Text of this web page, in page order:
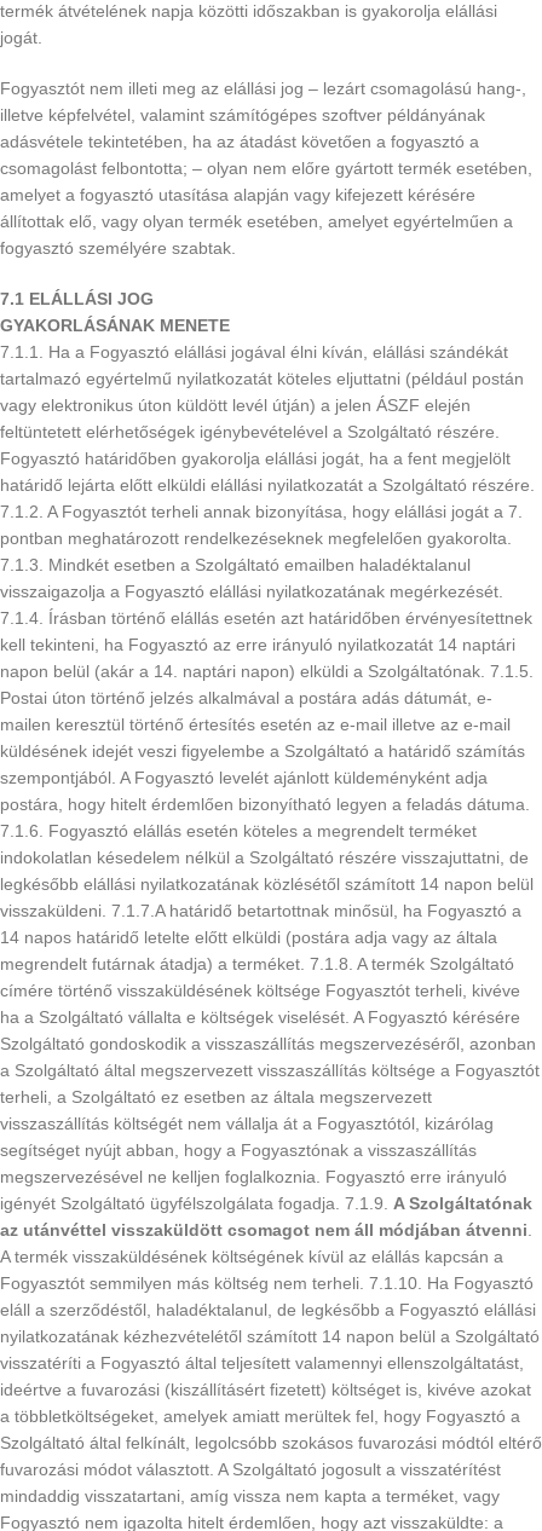
termék átvételének napja közötti időszakban is gyakorolja elállási
jogát.
Fogyasztót nem illeti meg az elállási jog – lezárt csomagolású hang-,
illetve képfelvétel, valamint számítógépes szoftver példányának
adásvétele tekintetében, ha az átadást követően a fogyasztó a
csomagolást felbontotta; – olyan nem előre gyártott termék esetében,
amelyet a fogyasztó utasítása alapján vagy kifejezett kérésére
állítottak elő, vagy olyan termék esetében, amelyet egyértelműen a
fogyasztó személyére szabtak.
7.1 ELÁLLÁSI JOG
GYAKORLÁSÁNAK MENETE
7.1.1. Ha a Fogyasztó elállási jogával élni kíván, elállási szándékát
tartalmazó egyértelmű nyilatkozatát köteles eljuttatni (például postán
vagy elektronikus úton küldött levél útján) a jelen ÁSZF elején
feltüntetett elérhetőségek igénybevételével a Szolgáltató részére.
Fogyasztó határidőben gyakorolja elállási jogát, ha a fent megjelölt
határidő lejárta előtt elküldi elállási nyilatkozatát a Szolgáltató részére.
7.1.2. A Fogyasztót terheli annak bizonyítása, hogy elállási jogát a 7.
pontban meghatározott rendelkezéseknek megfelelően gyakorolta.
7.1.3. Mindkét esetben a Szolgáltató emailben haladéktalanul
visszaigazolja a Fogyasztó elállási nyilatkozatának megérkezését.
7.1.4. Írásban történő elállás esetén azt határidőben érvényesítettnek
kell tekinteni, ha Fogyasztó az erre irányuló nyilatkozatát 14 naptári
napon belül (akár a 14. naptári napon) elküldi a Szolgáltatónak. 7.1.5.
Postai úton történő jelzés alkalmával a postára adás dátumát, e-
mailen keresztül történő értesítés esetén az e-mail illetve az e-mail
küldésének idejét veszi figyelembe a Szolgáltató a határidő számítás
szempontjából. A Fogyasztó levelét ajánlott küldeményként adja
postára, hogy hitelt érdemlően bizonyítható legyen a feladás dátuma.
7.1.6. Fogyasztó elállás esetén köteles a megrendelt terméket
indokolatlan késedelem nélkül a Szolgáltató részére visszajuttatni, de
legkésőbb elállási nyilatkozatának közlésétől számított 14 napon belül
visszaküldeni. 7.1.7.A határidő betartottnak minősül, ha Fogyasztó a
14 napos határidő letelte előtt elküldi (postára adja vagy az általa
megrendelt futárnak átadja) a terméket. 7.1.8. A termék Szolgáltató
címére történő visszaküldésének költsége Fogyasztót terheli, kivéve
ha a Szolgáltató vállalta e költségek viselését. A Fogyasztó kérésére
Szolgáltató gondoskodik a visszaszállítás megszervezéséről, azonban
a Szolgáltató által megszervezett visszaszállítás költsége a Fogyasztót
terheli, a Szolgáltató ez esetben az általa megszervezett
visszaszállítás költségét nem vállalja át a Fogyasztótól, kizárólag
segítséget nyújt abban, hogy a Fogyasztónak a visszaszállítás
megszervezésével ne kelljen foglalkoznia. Fogyasztó erre irányuló
igényét Szolgáltató ügyfélszolgálata fogadja. 7.1.9. A Szolgáltatónak
az utánvéttel visszaküldött csomagot nem áll módjában átvenni
A termék visszaküldésének költségének kívül az elállás kapcsán a
Fogyasztót semmilyen más költség nem terheli. 7.1.10. Ha Fogyasztó
eláll a szerződéstől, haladéktalanul, de legkésőbb a Fogyasztó elállási
nyilatkozatának kézhezvételétől számított 14 napon belül a Szolgáltató
visszatéríti a Fogyasztó által teljesített valamennyi ellenszolgáltatást,
ideértve a fuvarozási (kiszállításért fizetett) költséget is, kivéve azokat
a többletköltségeket, amelyek amiatt merültek fel, hogy Fogyasztó a
Szolgáltató által felkínált, legolcsóbb szokásos fuvarozási módtól eltérő
fuvarozási módot választott. A Szolgáltató jogosult a visszatérítést
mindaddig visszatartani, amíg vissza nem kapta a terméket, vagy
Fogyasztó nem igazolta hitelt érdemlően, hogy azt visszaküldte: a